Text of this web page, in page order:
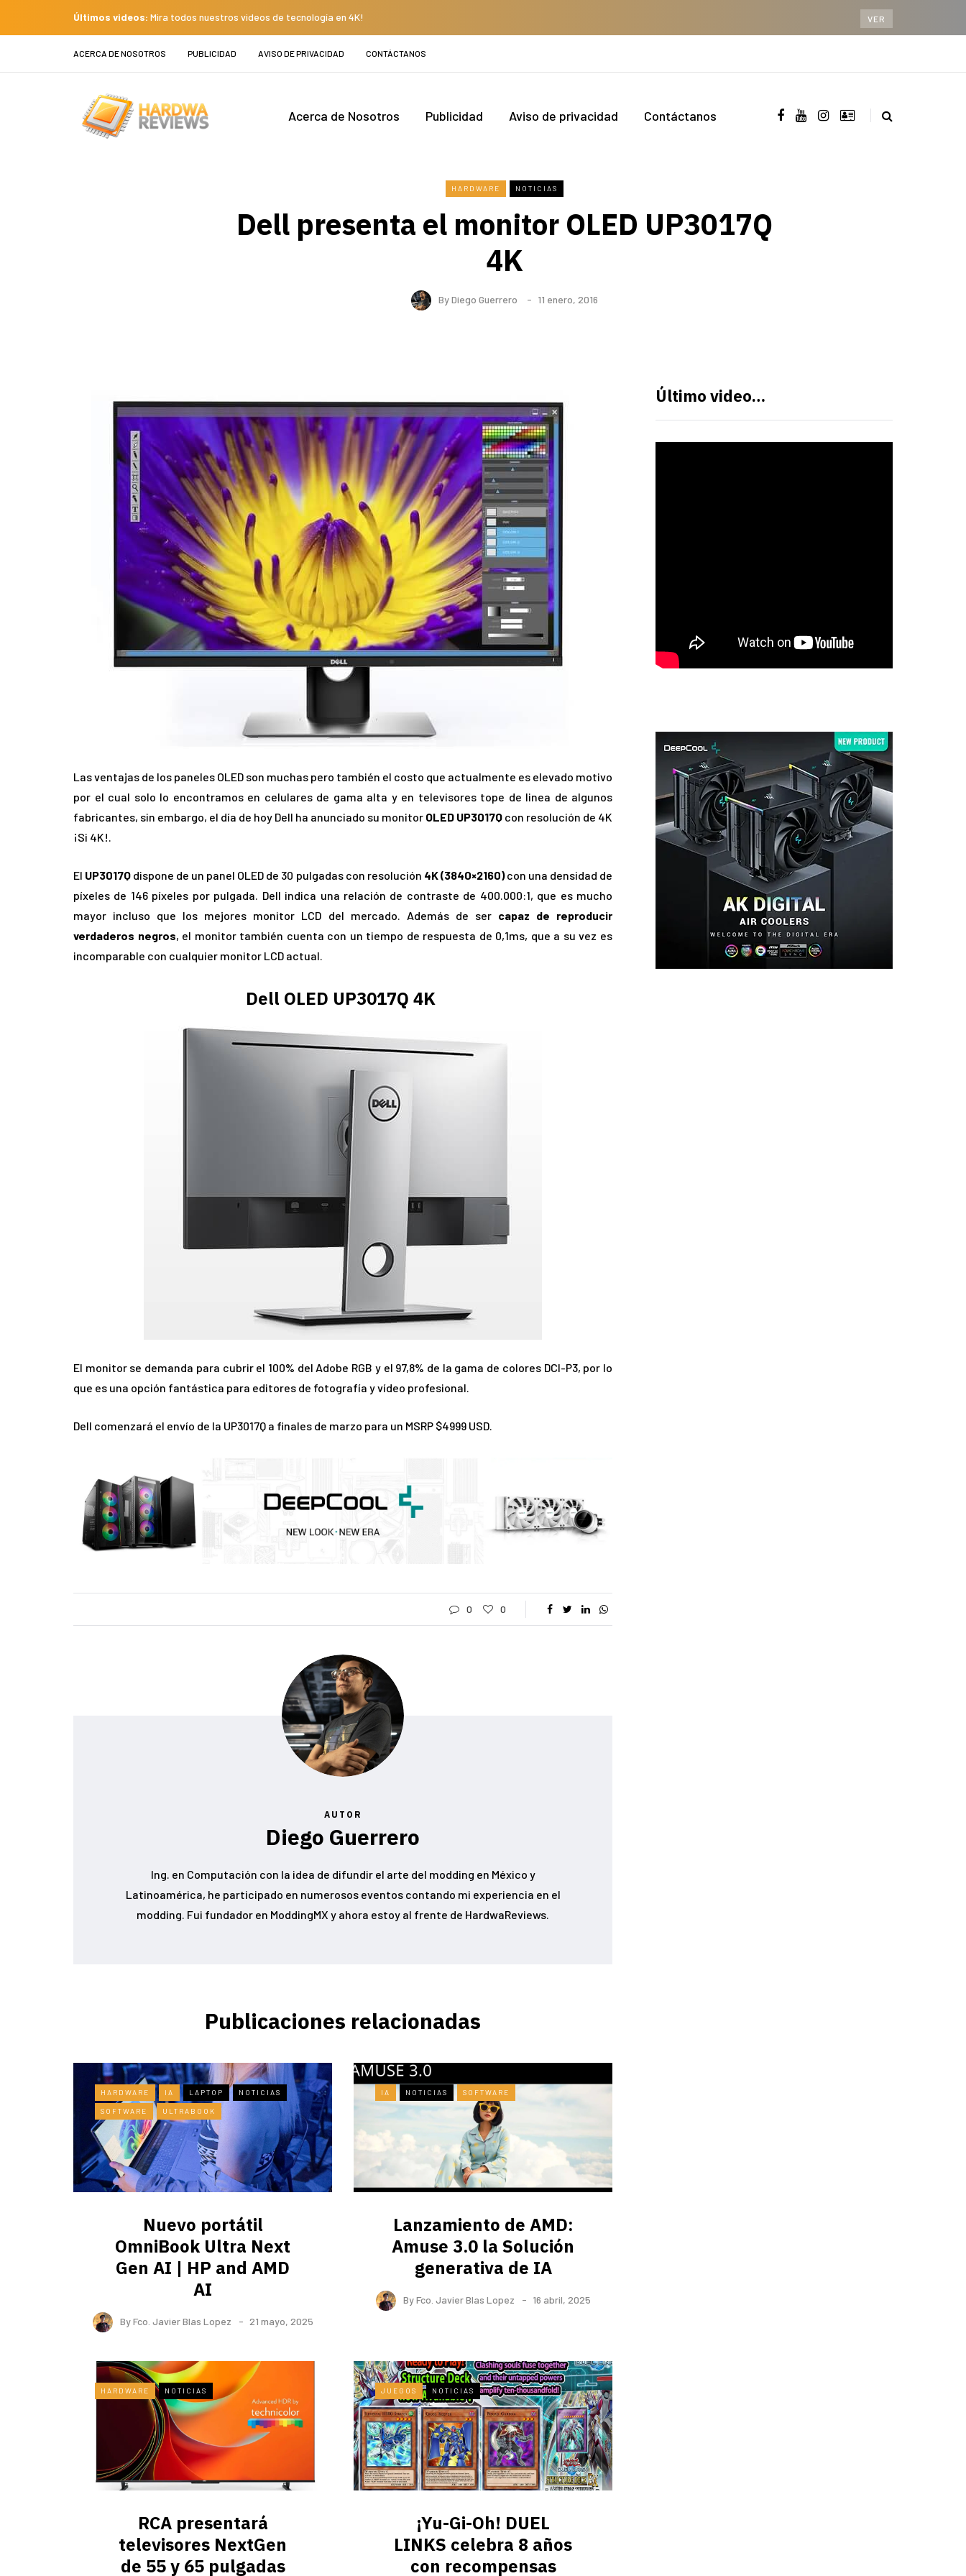
Últimos videos: Mira todos nuestros videos de tecnología en 4K! VER
ACERCA DE NOSOTROS PUBLICIDAD AVISO DE PRIVACIDAD CONTÁCTANOS
Acerca de Nosotros Publicidad Aviso de privacidad Contáctanos
HARDWARE NOTICIAS
Dell presenta el monitor OLED UP3017Q
4K
ByDiego Guerrero 11 enero, 2016
Las ventajas de los paneles OLED son muchas pero también el costo que actualmente es elevado motivo
por el cual solo lo encontramos en celulares de gama alta y en televisores tope de linea de algunos
fabricantes, sin embargo, el día de hoy Dell ha anunciado su monitor OLED UP3017Q con resolución de 4K
¡Si 4K!.
El UP3017Q dispone de un panel OLED de 30 pulgadas con resolución 4K (3840×2160)con una densidad de
píxeles de 146 píxeles por pulgada. Dell indica una relación de contraste de 400.000:1, que es mucho
mayor incluso que los mejores monitor LCD del mercado. Además de ser capaz de reproducir
verdaderos negros, el monitor también cuenta con un tiempo de respuesta de 0,1ms, que a su vez es
incomparable con cualquier monitor LCD actual.
Dell OLED UP3017Q 4K
El monitor se demanda para cubrir el 100% del Adobe RGB y el 97,8% de la gama de colores DCI-P3, por lo
que es una opción fantástica para editores de fotografía y vídeo profesional.
Dell comenzará el envío de la UP3017Q a finales de marzo para un MSRP $4999 USD.
0 0
AUTOR
Diego Guerrero
Ing. en Computación con la idea de difundir el arte del modding en México y
Latinoamérica, he participado en numerosos eventos contando mi experiencia en el
modding. Fui fundador en ModdingMX y ahora estoy al frente de HardwaReviews.
Publicaciones relacionadas
HARDWARE IA LAPTOP NOTICIAS
SOFTWARE ULTRABOOK
Nuevo portátil
OmniBook Ultra ​Next
Gen AI | HP and AMD
AI
ByFco. Javier Blas Lopez 21 mayo, 2025
IA NOTICIAS SOFTWARE
Lanzamiento de AMD:
Amuse 3.0 la Solución
generativa de IA
ByFco. Javier Blas Lopez 16 abril, 2025
HARDWARE NOTICIAS
RCA presentará
televisores NextGen
de 55 y 65 pulgadas
JUEGOS NOTICIAS
¡Yu-Gi-Oh! DUEL
LINKS celebra 8 años
con recompensas
Último video…